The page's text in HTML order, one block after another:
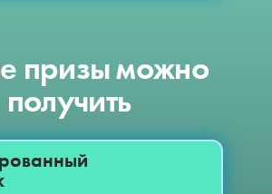
призы можно
получить